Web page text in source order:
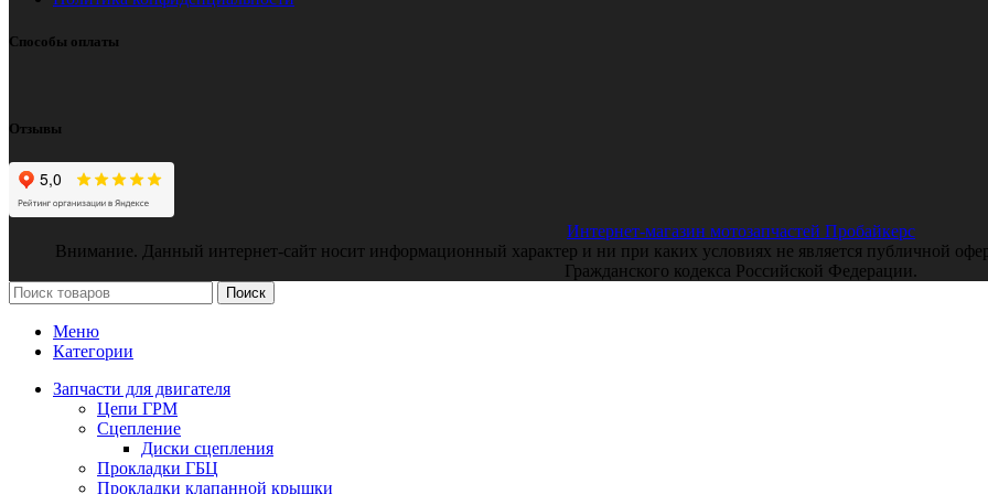
Способы оплаты
Отзывы
Интернет-магазин мотозапчастей Пробайкерс
Внимание. Данный интернет-сайт носит информационный характер и ни при каких условиях не является публичной
Гражданского кодекса Российской Федерации.
Поиск
Меню
Категории
Запчасти для двигателя
Цепи ГРМ
Сцепление
Диски сцепления
Прокладки ГБЦ
Прокладки клапанной крышки